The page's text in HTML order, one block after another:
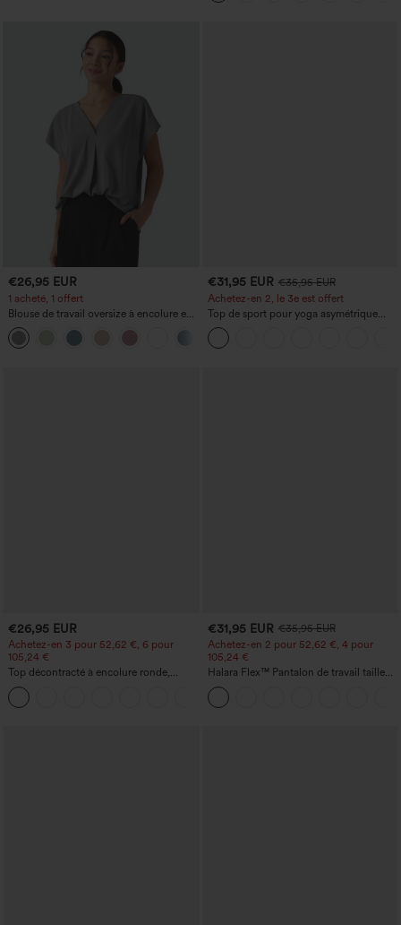
€26,95 EUR
1 acheté, 1 offert
Blouse de travail oversize à encolure en
V, manches courtes, en tissu
anti‑froissage
€31,95 EUR €35,95 EUR
Achetez-en 2, le 3e est offert
Top de sport pour yoga asymétrique
(une épaule) à manches longues avec
ouverture pour le pouce, ourlet arrondi
haut-bas, séchage rapide, soutien-gorge
€26,95 EUR
Achetez-en 3 pour 52,62 €, 6 pour
105,24 €
Top décontracté à encolure ronde,
manches chauve-souris et coupe ample
€31,95 EUR €35,95 EUR
Achetez-en 2 pour 52,62 €, 4 pour
105,24 €
Halara Flex™ Pantalon de travail taille
haute sculptant la silhouette, gainant la
taille, avec poches, jambe large en
micro-gaufre